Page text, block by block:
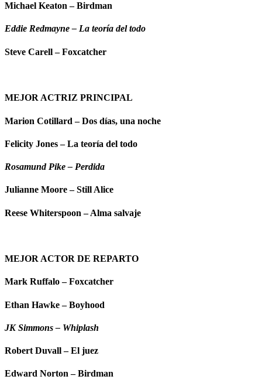
Michael Keaton – Birdman
Eddie Redmayne – La teoría del todo
Steve Carell – Foxcatcher
MEJOR ACTRIZ PRINCIPAL
Marion Cotillard – Dos días, una noche
Felicity Jones – La teoría del todo
Rosamund Pike – Perdida
Julianne Moore – Still Alice
Reese Whiterspoon – Alma salvaje
MEJOR ACTOR DE REPARTO
Mark Ruffalo – Foxcatcher
Ethan Hawke – Boyhood
JK Simmons – Whiplash
Robert Duvall – El juez
Edward Norton – Birdman